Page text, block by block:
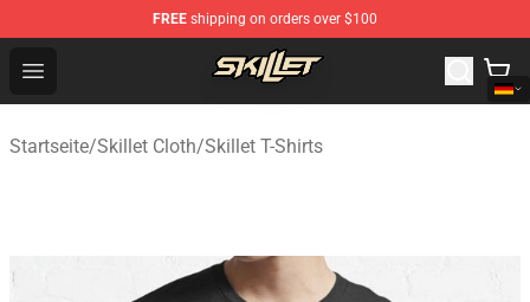
FREE shipping on orders over $100
Open menu
Skillet Shop - Official Skillet Merchandise Store
Startseite/Skillet Cloth/Skillet T-Shirts